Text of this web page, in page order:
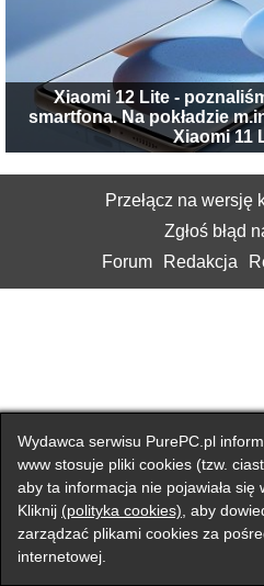
Xiaomi 12 Lite -
smartfona. Na pokładzie
Xiaomi 11
Przełącz na wersję
Zgłoś błąd
Forum
Redakcja
Wydawca serwisu PurePC.pl
www stosuje pliki cookies (tzw.
aby ta informacja nie pojawiała się
Kliknij (polityka cookies) , aby
zarządzać plikami cookies za
internetowej.